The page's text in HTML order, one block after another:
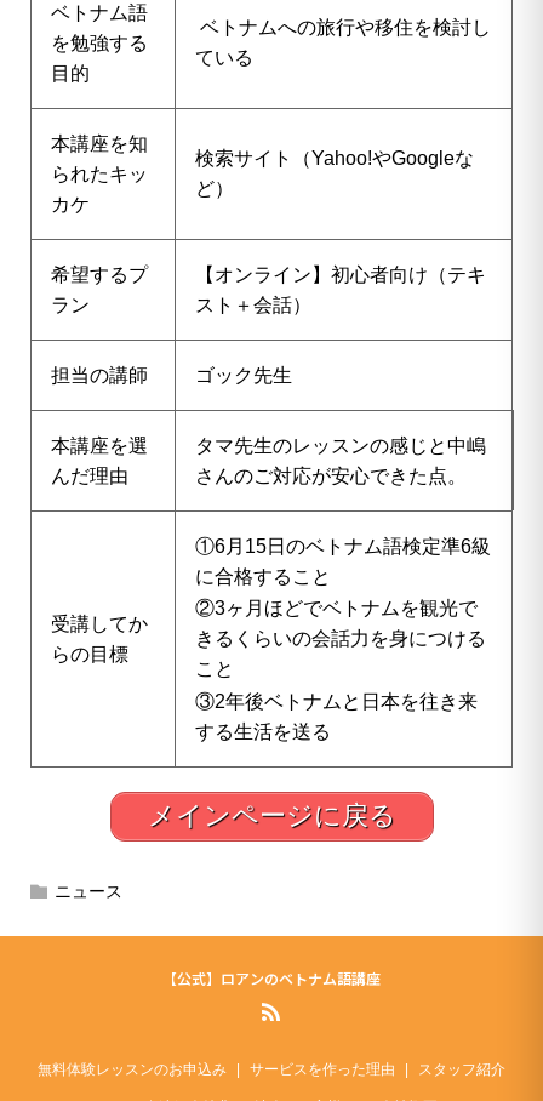
ベトナム語
を勉強する
目的
ベトナムへの旅行や移住を検討し
ている
本講座を知
られたキッ
カケ
検索サイト（Yahoo!やGoogleな
ど）
希望するプ
ラン
【オンライン】初心者向け（テキ
スト＋会話）
担当の講師 ゴック先生
本講座を選
んだ理由
タマ先生のレッスンの感じと中嶋
さんのご対応が安心できた点。
受講してか
らの目標
①6月15日のベトナム語検定準6級
に合格すること
②3ヶ月ほどでベトナムを観光で
きるくらいの会話力を身につける
こと
③2年後ベトナムと日本を往き来
する生活を送る
メインページに戻る
ニュース
【公式】ロアンのベトナム語講座
無料体験レッスンのお申込み サービスを作った理由 スタッフ紹介